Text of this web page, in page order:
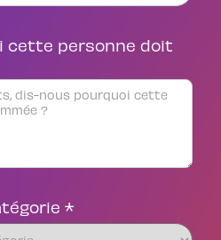
cette personne doit
*